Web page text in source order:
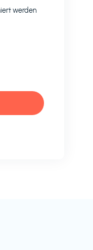
werden